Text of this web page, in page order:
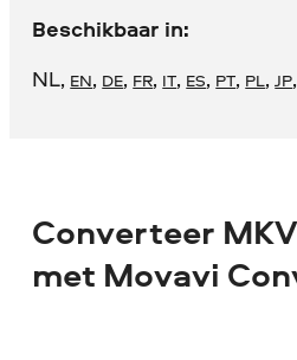
Beschikbaar in:
NL, EN, DE, FR, IT, ES, PT, PL,JP,
Converteer
met Movavi